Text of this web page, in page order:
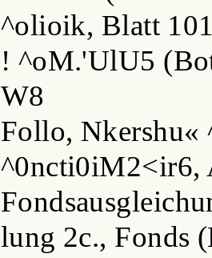
^olioik, Blatt
! ^oM.'UlU5
W8
Follo,
^0ncti0iM2<ir6,
lung 2c., Fonds